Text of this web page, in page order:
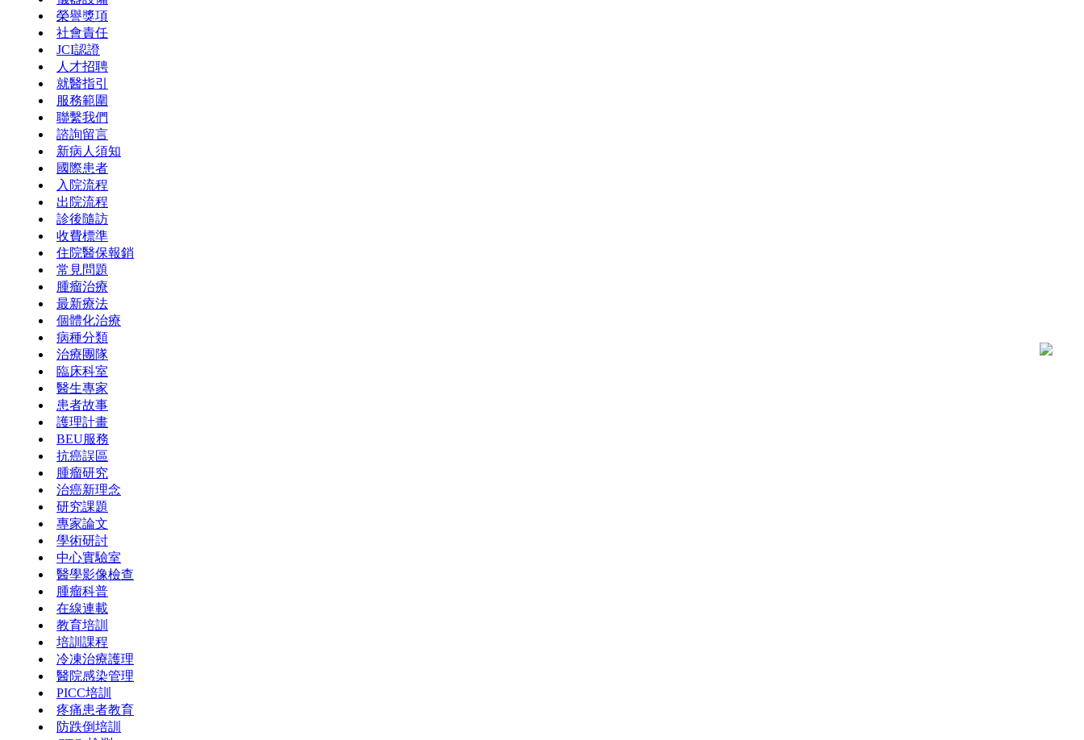
榮譽獎項
社會責任
JCI認證
人才招聘
就醫指引
服務範圍
聯繫我們
諮詢留言
新病人須知
國際患者
入院流程
出院流程
診後隨訪
收費標準
住院醫保報銷
常見問題
腫瘤治療
最新療法
個體化治療
病種分類
治療團隊
臨床科室
醫生專家
患者故事
護理計畫
BEU服務
抗癌誤區
腫瘤研究
治癌新理念
研究課題
專家論文
學術研討
中心實驗室
醫學影像檢查
腫瘤科普
在線連載
教育培訓
培訓課程
冷凍治療護理
醫院感染管理
PICC培訓
疼痛患者教育
防跌倒培訓